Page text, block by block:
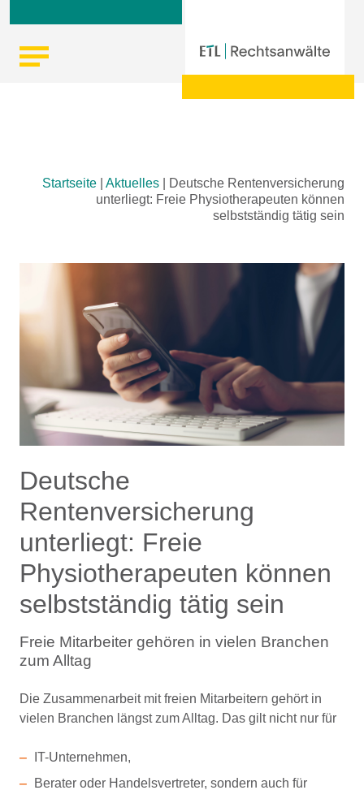
Startseite Aktuelles
Deutsche Rentenversicherung
unterliegt: Freie Physiotherapeuten können
selbstständig tätig sein
Deutsche
Rentenversicherung
unterliegt: Freie
Physiotherapeuten können
selbstständig tätig sein
Freie Mitarbeiter gehören in vielen Branchen
zum Alltag
Die Zusammenarbeit mit freien Mitarbeitern gehört in
vielen Branchen längst zum Alltag. Das gilt nicht nur für
IT-Unternehmen,
Berater oder Handelsvertreter, sondern auch für